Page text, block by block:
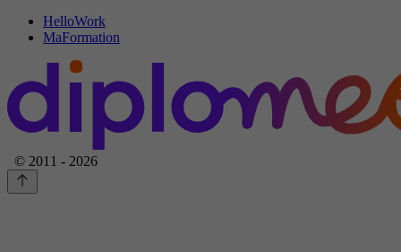
HelloWork
MaFormation
© 2011 - 2026